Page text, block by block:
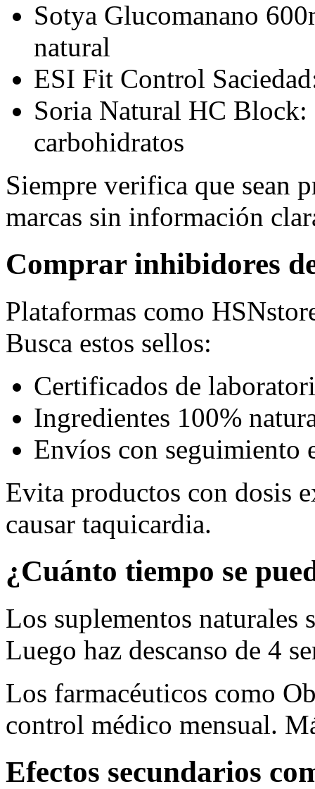
Sotya Glucomanano
natural
ESI Fit Control
Soria Natural HC Block:
carbohidratos
Siempre verifica que sean
marcas sin información
Comprar inhibidores
Plataformas como
Busca estos sellos:
Certificados de
Ingredientes 100%
Envíos con seguimiento
Evita productos con dosis
causar taquicardia.
¿Cuánto tiempo se
Los suplementos naturales
Luego haz descanso de 4
Los farmacéuticos como
control médico mensual.
Efectos secundarios